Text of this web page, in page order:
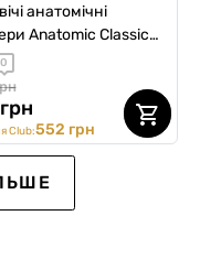
анатомічні
Anatomic Classic
Plus, Black Series,
0
Club:552 грн
-20%